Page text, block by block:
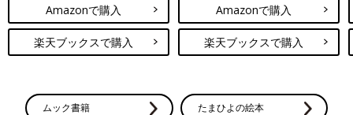
Amazonで購入
楽天ブックスで購入
Amazonで購入
楽天ブックスで購入
ムック書籍 たまひよの絵本